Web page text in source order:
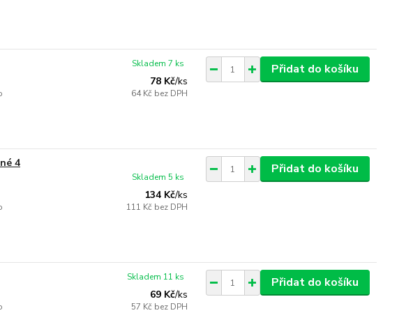
78 Kč/ks
64 Kč bez DPH
Skladem 7 ks Přidat do košíku
4
134 Kč/ks
111 Kč bez DPH
Skladem 5 ks
Přidat do košíku
69 Kč/ks
57 Kč bez DPH
Skladem 11 ks Přidat do košíku